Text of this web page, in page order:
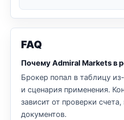
FAQ
Почему Admiral Markets в
Брокер попал в таблицу
и сценария применения.
зависит от проверки
документов.